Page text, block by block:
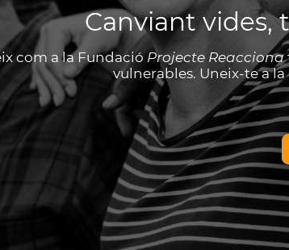
Canviant vides,
com a la FundacióProjecte Reacciona
vulnerables. Uneix-te a